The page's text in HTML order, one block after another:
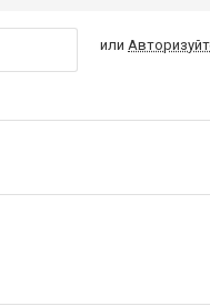
или